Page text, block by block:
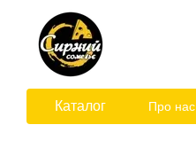
Перейти до основного контенту
Каталог Про нас